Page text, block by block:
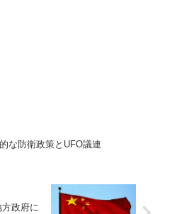
な防衛政策とUFO議連
政府に